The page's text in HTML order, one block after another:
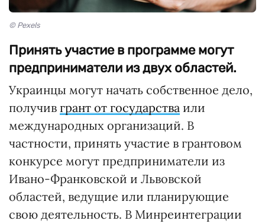
© Pexels
Принять участие в программе могут
предприниматели из двух областей.
Украинцы могут начать собственное дело,
получив грант от государства или
международных организаций. В
частности, принять участие в грантовом
конкурсе могут предприниматели из
Ивано-Франковской и Львовской
областей, ведущие или планирующие
свою деятельность. В Минреинтеграции